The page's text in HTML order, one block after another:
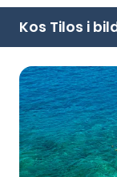
Kos Tilos i